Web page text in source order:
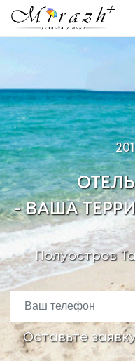
Мы
- ВАША
Полуостров
Оставьте